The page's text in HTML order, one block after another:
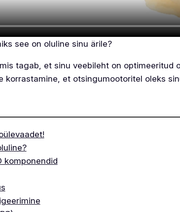
see on oluline sinu ärile?
tagab, et sinu veebileht on optimeeritud
korrastamine, et otsingumootoritel oleks
komponendid